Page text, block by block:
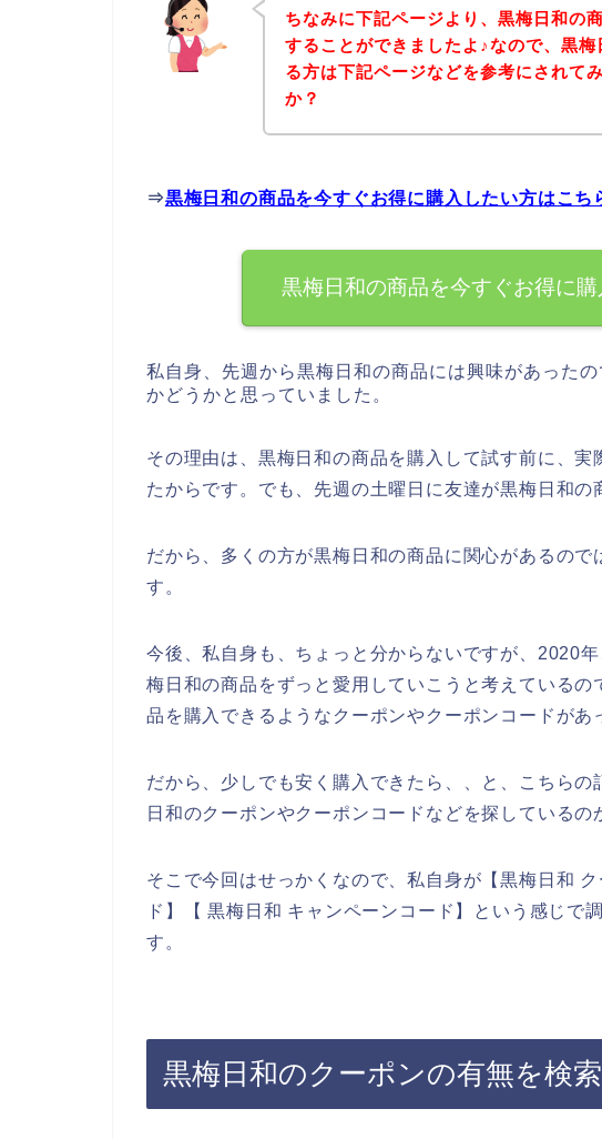
ちなみに下記ページより、黒梅日和の
することができましたよ♪なので、黒
る方は下記ページなどを参考にされて
か？
⇒黒梅日和の商品を今すぐお得に購入したい方はこち
黒梅日和の商品を今すぐお得に
私自身、先週から黒梅日和の商品には興味があった
かどうかと思っていました。
その理由は、黒梅日和の商品を購入して試す前に、
たからです。でも、先週の土曜日に友達が黒梅日和の
だから、多くの方が黒梅日和の商品に関心があるので
す。
今後、私自身も、ちょっと分からないですが、2020
梅日和の商品をずっと愛用していこうと考えている
品を購入できるようなクーポンやクーポンコードがあ
だから、少しでも安く購入できたら、、と、こちら
日和のクーポンやクーポンコードなどを探しているの
そこで今回はせっかくなので、私自身が【黒梅日和
ド】【 黒梅日和 キャンペーンコード】という感じで
す。
黒梅日和のクーポンの有無を検